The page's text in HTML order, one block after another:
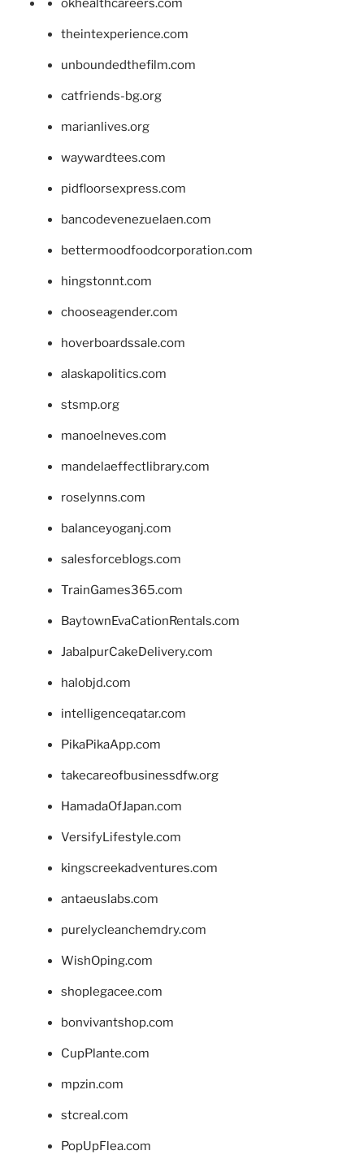
okhealthcareers.com
theintexperience.com
unboundedthefilm.com
catfriends-bg.org
marianlives.org
waywardtees.com
pidfloorsexpress.com
bancodevenezuelaen.com
bettermoodfoodcorporation.com
hingstonnt.com
chooseagender.com
hoverboardssale.com
alaskapolitics.com
stsmp.org
manoelneves.com
mandelaeffectlibrary.com
roselynns.com
balanceyoganj.com
salesforceblogs.com
TrainGames365.com
BaytownEvaCationRentals.com
JabalpurCakeDelivery.com
halobjd.com
intelligenceqatar.com
PikaPikaApp.com
takecareofbusinessdfw.org
HamadaOfJapan.com
VersifyLifestyle.com
kingscreekadventures.com
antaeuslabs.com
purelycleanchemdry.com
WishOping.com
shoplegacee.com
bonvivantshop.com
CupPlante.com
mpzin.com
stcreal.com
PopUpFlea.com